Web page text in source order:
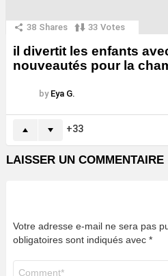
38 Shares 33 Votes
il divertit les enfants
nouveautés pour la
by Eya G.
33
LAISSER UN COMMENTAIRE
Votre adresse e-mail ne sera pas
obligatoires sont indiqués avec *